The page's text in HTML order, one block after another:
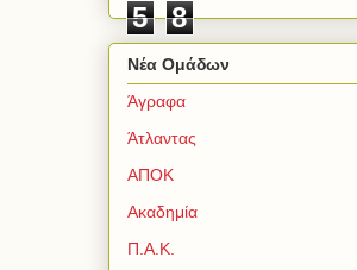
5
8
Νέα Ομάδων
Άγραφα
Άτλαντας
ΑΠΟΚ
Ακαδημία
Π.Α.Κ.